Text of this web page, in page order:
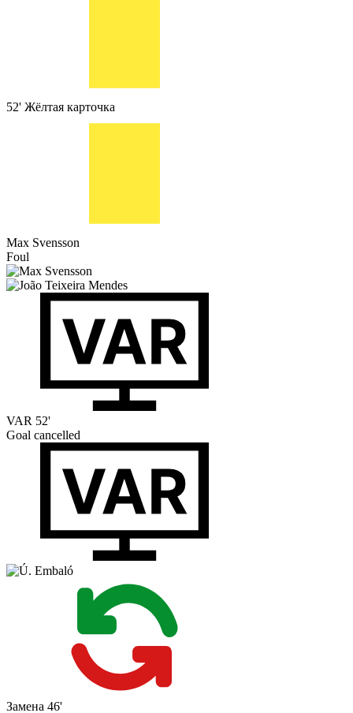
52' Жёлтая карточка
Max Svensson
Foul
VAR 52'
Goal cancelled
Замена 46'